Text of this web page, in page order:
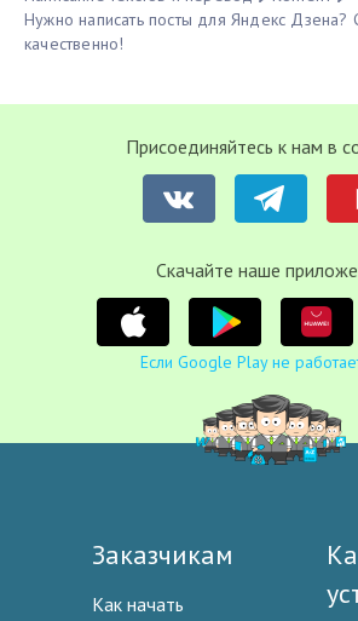
Нужно написать посты для Яндекс
качественно!
Присоединяйтесь к нам в
Cкачайте наше
Если Google Play не
Заказчикам
Как начать